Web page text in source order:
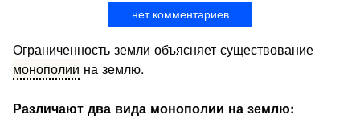
нет комментариев
Ограниченность земли объясняет существование
монополии на землю.
Различают два вида монополии на землю: